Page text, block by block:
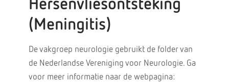
Hersenvliesontsteking
(Meningitis)
De vakgroep neurologie gebruikt de folder van
de Nederlandse Vereniging voor Neurologie. Ga
voor meer informatie naar de webpagina: